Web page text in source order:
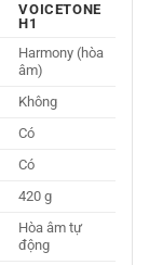
VOICETONE
H1
Harmony (hòa
âm)
Không
Có
Có
420 g
Hòa âm tự
động